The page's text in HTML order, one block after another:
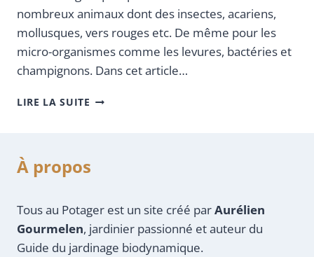
nombreux animaux dont des insectes, acariens,
mollusques, vers rouges etc. De même pour les
micro-organismes comme les levures, bactéries et
champignons. Dans cet article…
LIRE LA SUITE
À propos
Tous au Potager est un site créé parAurélien
Gourmelen, jardinier passionné et auteur du
Guide du jardinage biodynamique.